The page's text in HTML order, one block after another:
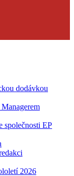
dodávkou
společnosti EP
2026